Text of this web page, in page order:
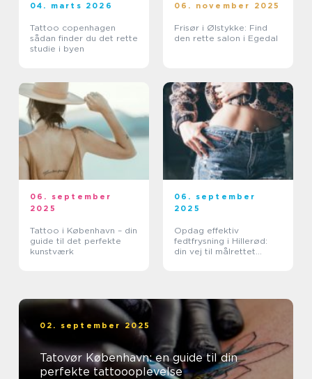
04. marts 2026
Tattoo copenhagen
sådan finder du det rette
studie i byen
06. november 2025
Frisør i Ølstykke: Find
den rette salon i Egedal
06. september
2025
Tattoo i København – din
guide til det perfekte
kunstværk
06. september
2025
Opdag effektiv
fedtfrysning i Hillerød:
din vej til målrettet
02. september 2025
Tatovør København: en guide til din
perfekte tattoooplevelse